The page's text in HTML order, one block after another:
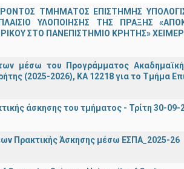
ΤΜΗΜΑΤΟΣ ΕΠΙΣΤΗΜΗΣ
ΥΛΟΠΟΙΗΣΗΣ ΤΗΣ ΠΡΑΞΗΣ
ΣΤΟ ΠΑΝΕΠΙΣΤΗΜΙΟ ΚΡΗΤΗΣ»
μέσω του Προγράμματος
(2025-2026), ΚΑ 12218 για το Τμήμα
άσκησης του τμήματος - Τρίτη 30-09-
Πρακτικής Άσκησης μέσω ΕΣΠΑ_2025-26